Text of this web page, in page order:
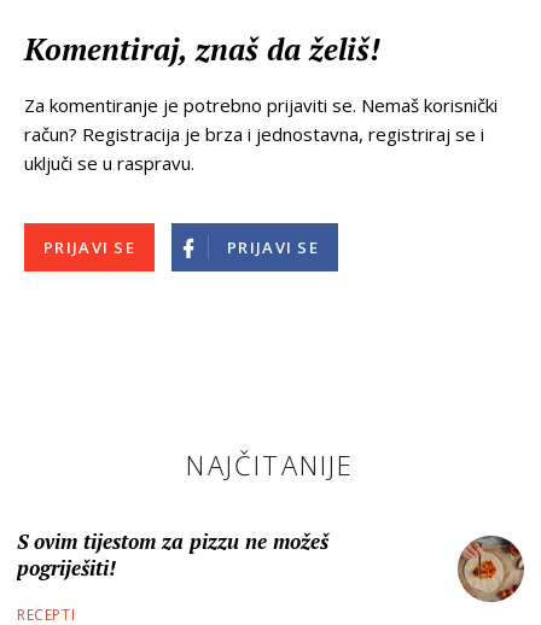
Komentiraj, znaš da želiš!
Za komentiranje je potrebno prijaviti se. Nemaš korisnički
račun? Registracija je brza i jednostavna, registriraj se i
uključi se u raspravu.
PRIJAVI SE PRIJAVI SE
NAJČITANIJE
S ovim tijestom za pizzu ne možeš
pogriješiti!
RECEPTI